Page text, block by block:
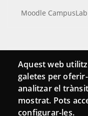
Moodle CampusLab
Connecta
Bustia de contacte
Butlletins
Aquest web
galetes per
analitzar el
mostrat. Pots
configurar-les.